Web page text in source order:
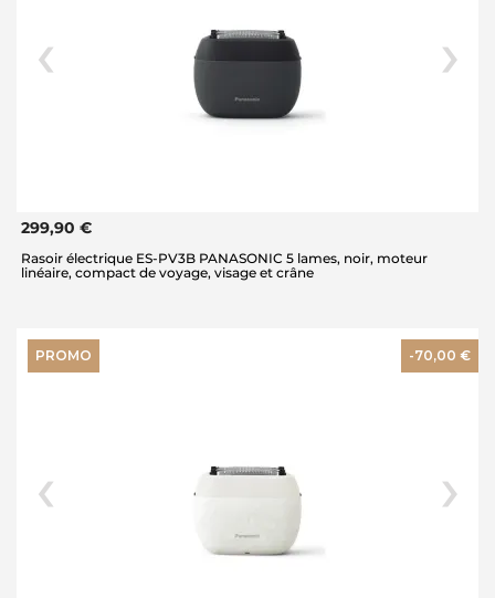
299,90 €
Rasoir électrique ES-PV3B PANASONIC 5 lames, noir, moteur
linéaire, compact de voyage, visage et crâne
PROMO -70,00 €